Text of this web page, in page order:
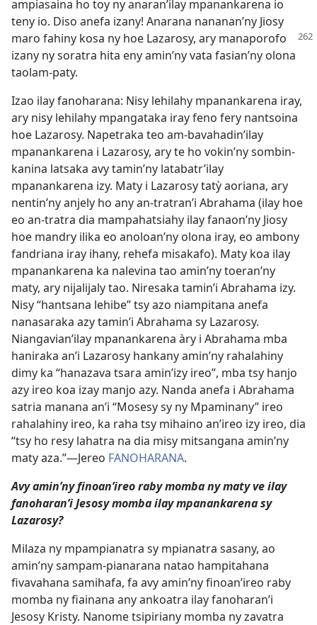
ampiasaina ho toy ny anaran’ilay mpanankarena io
teny io. Diso anefa izany! Anarana nananan’ny Jiosy
maro fahiny kosa ny hoe Lazarosy, ary manaporofo
izany ny soratra hita eny amin’ny vata fasian’ny olona
taolam-paty.
Izao ilay fanoharana: Nisy lehilahy mpanankarena iray,
ary nisy lehilahy mpangataka iray feno fery nantsoina
hoe Lazarosy. Napetraka teo am-bavahadin’ilay
mpanankarena i Lazarosy, ary te ho vokin’ny sombin-
kanina latsaka avy tamin’ny latabatr’ilay
mpanankarena izy. Maty i Lazarosy tatỳ aoriana, ary
nentin’ny anjely ho any an-tratran’i Abrahama (ilay hoe
eo an-tratra dia mampahatsiahy ilay fanaon’ny Jiosy
hoe mandry ilika eo anoloan’ny olona iray, eo ambony
fandriana iray ihany, rehefa misakafo). Maty koa ilay
mpanankarena ka nalevina tao amin’ny toeran’ny
maty, ary nijalijaly tao. Niresaka tamin’i Abrahama izy.
Nisy “hantsana lehibe” tsy azo niampitana anefa
nanasaraka azy tamin’i Abrahama sy Lazarosy.
Niangavian’ilay mpanankarena àry i Abrahama mba
haniraka an’i Lazarosy hankany amin’ny rahalahiny
dimy ka “hanazava tsara amin’izy ireo”, mba tsy hanjo
azy ireo koa izay manjo azy. Nanda anefa i Abrahama
satria manana an’i “Mosesy sy ny Mpaminany” ireo
rahalahiny ireo, ka raha tsy mihaino an’ireo izy ireo, dia
“tsy ho resy lahatra na dia misy mitsangana amin’ny
maty aza.”​—Jereo FANOHARANA.
Avy amin’ny finoan’ireo raby momba ny maty ve ilay
fanoharan’i Jesosy momba ilay mpanankarena sy
Lazarosy?
Milaza ny mpampianatra sy mpianatra sasany, ao
amin’ny sampam-pianarana natao hampitahana
fivavahana samihafa, fa avy amin’ny finoan’ireo raby
momba ny fiainana any ankoatra ilay fanoharan’i
Jesosy Kristy. Nanome tsipiriany momba ny zavatra